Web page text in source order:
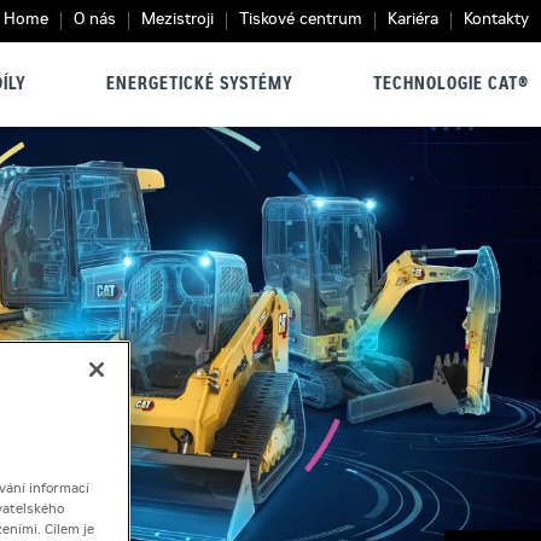
Home O nás Mezistroji Tiskové centrum Kariéra Kontakty
ENERGETICKÉ SYSTÉMY TECHNOLOGIE CAT®
informací
Cílem je